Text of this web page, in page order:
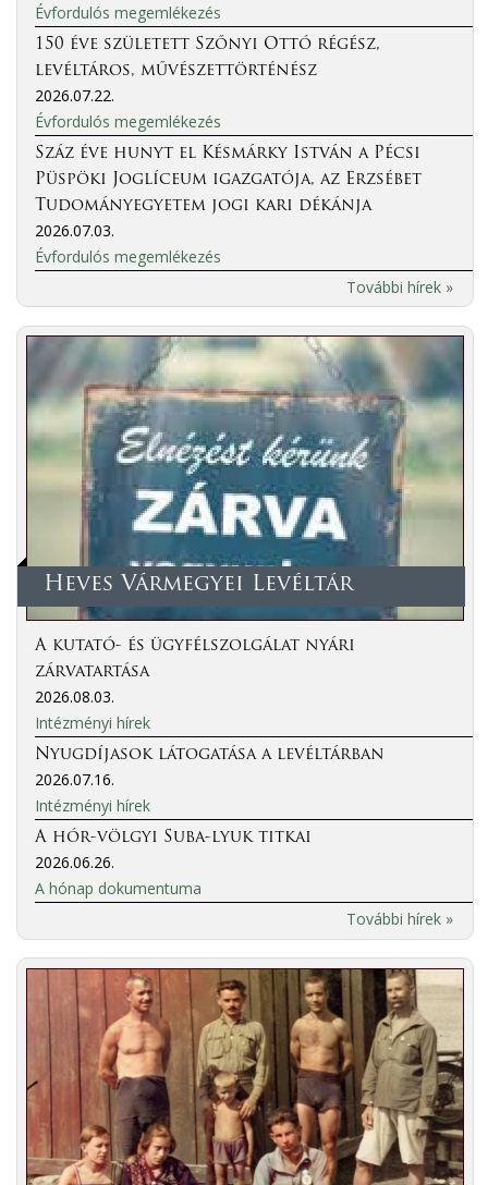
Évfordulós megemlékezés
150 éve született Szőnyi Ottó régész,
levéltáros, művészettörténész
2026.07.22.
Évfordulós megemlékezés
Száz éve hunyt el Késmárky István a Pécsi
Püspöki Joglíceum igazgatója, az Erzsébet
Tudományegyetem jogi kari dékánja
2026.07.03.
Évfordulós megemlékezés
További hírek »
Heves Vármegyei Levéltár
A kutató- és ügyfélszolgálat nyári
zárvatartása
2026.08.03.
Intézményi hírek
Nyugdíjasok látogatása a levéltárban
2026.07.16.
Intézményi hírek
A hór-völgyi Suba-lyuk titkai
2026.06.26.
A hónap dokumentuma
További hírek »